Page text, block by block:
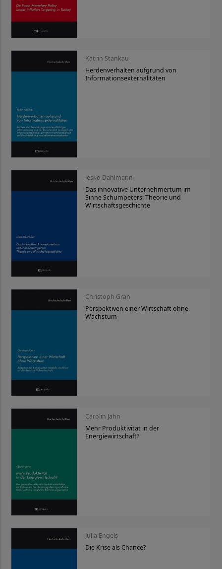
Katrin Stankau
Herdenverhalten aufgrund von
Informationsexternalitäten
Jesko Dahlmann
Das innovative Unternehmertum im
Sinne Schumpeters: Theorie und
Wirtschaftsgeschichte
Christoph Gran
Perspektiven einer Wirtschaft ohne
Wachstum
Carolin Jahn
Mehr Produktivität in der
Energiewirtschaft?
Julia Engels
Die Krise als Chance?